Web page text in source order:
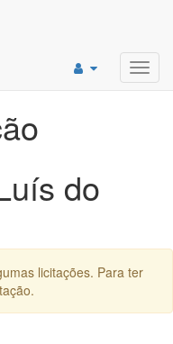
do
licitações. Para ter